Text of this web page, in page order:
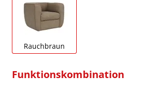
Rauchbraun
Funktionskombination